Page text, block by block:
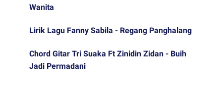
Wanita
Lirik Lagu Fanny Sabila - Regang Panghalang
Chord Gitar Tri Suaka Ft Zinidin Zidan - Buih
Jadi Permadani